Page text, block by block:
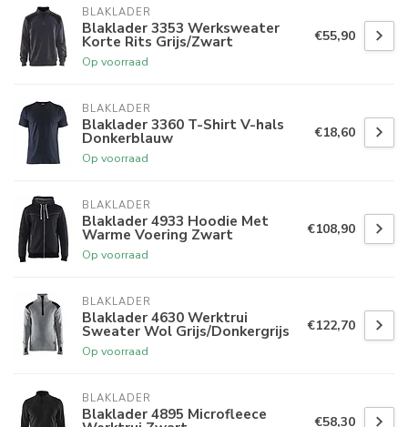
BLAKLADER
Blaklader 3353 Werksweater
Korte Rits Grijs/Zwart
Op voorraad
€55,90
BLAKLADER
Blaklader 3360 T-Shirt V-hals
Donkerblauw
Op voorraad
€18,60
BLAKLADER
Blaklader 4933 Hoodie Met
Warme Voering Zwart
Op voorraad
€108,90
BLAKLADER
Blaklader 4630 Werktrui
Sweater Wol Grijs/Donkergrijs
Op voorraad
€122,70
BLAKLADER
Blaklader 4895 Microfleece €58,30